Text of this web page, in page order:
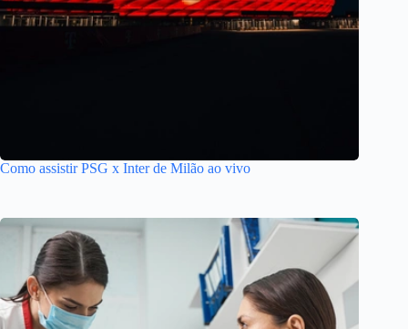
Como assistir PSG x Inter de Milão ao vivo